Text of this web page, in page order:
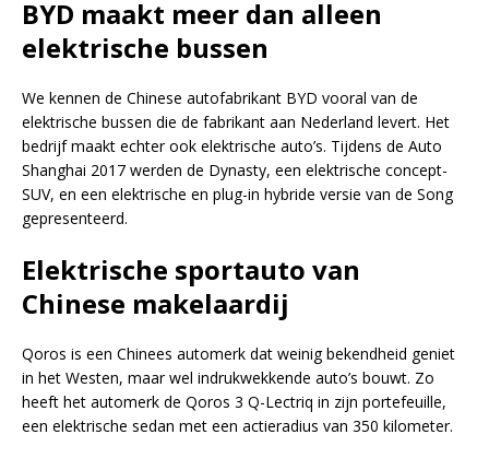
BYD maakt meer dan alleen
elektrische bussen
We kennen de Chinese autofabrikant BYD vooral van de
elektrische bussen die de fabrikant aan Nederland levert. Het
bedrijf maakt echter ook elektrische auto’s. Tijdens de Auto
Shanghai 2017 werden de Dynasty, een elektrische concept-
SUV, en een elektrische en plug-in hybride versie van de Song
gepresenteerd.
Elektrische sportauto van
Chinese makelaardij
Qoros is een Chinees automerk dat weinig bekendheid geniet
in het Westen, maar wel indrukwekkende auto’s bouwt. Zo
heeft het automerk de Qoros 3 Q-Lectriq in zijn portefeuille,
een elektrische sedan met een actieradius van 350 kilometer.